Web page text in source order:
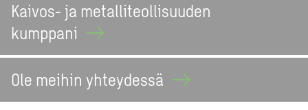
Kaivos- ja metalliteollisuuden
kumppani
Ole meihin yhteydessä